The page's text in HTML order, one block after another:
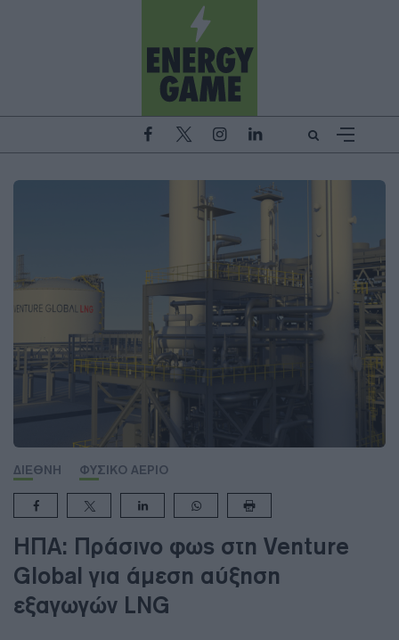
ΔΙΕΘΝΗ ΦΥΣΙΚΟ ΑΕΡΙΟ
ΗΠΑ: Πράσινο φως στη Venture
Global για άμεση αύξηση
εξαγωγών LNG